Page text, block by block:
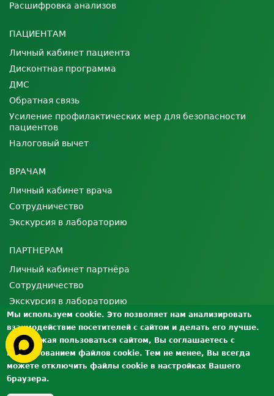
Расшифровка анализов
ПАЦИЕНТАМ
Личный кабинет пациента
Дисконтная программа
ДМС
Обратная связь
Усиление профилактических мер для безопасности
пациентов
Налоговый вычет
ВРАЧАМ
Личный кабинет врача
Сотрудничество
Экскурсия в лабораторию
ПАРТНЕРАМ
Личный кабинет партнёра
Сотрудничество
Экскурсия в лабораторию
О ЛАБОРАТОРИИ
Лицензии и сертификаты
Контроль качества
Вакансии
Мы используем cookie. Это позволяет нам анализировать
взаимодействие посетителей с сайтом и делать его лучше.
Продолжая пользоваться сайтом, Вы соглашаетесь с
использованием файлов cookie. Тем не менее, Вы всегда
можете отключить файлы cookie в настройках Вашего
браузера.